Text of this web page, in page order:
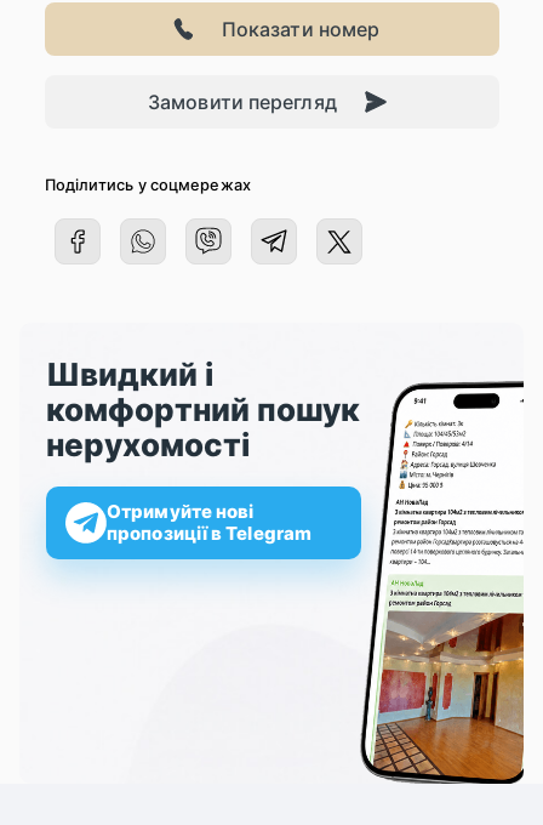
Показати номер
Замовити перегляд
Поділитись у соцмережах
Швидкий і
комфортний пошук
нерухомості
Отримуйте нові
пропозиції в Telegram